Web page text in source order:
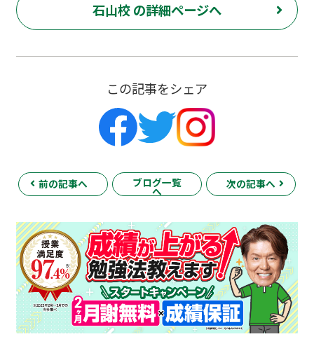
石山校 の詳細ページへ
この記事をシェア
前の記事へ ブログ一覧
へ
次の記事へ